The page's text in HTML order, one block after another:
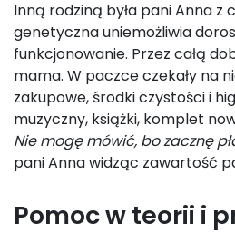
Inną rodziną była pani Anna z
genetyczna uniemożliwia
funkcjonowanie. Przez całą
mama. W paczce czekały na
zakupowe, środki czystości i
muzyczny, książki, komplet
Nie mogę mówić, bo zacznę
pani Anna widząc zawartość
Pomoc w teorii i